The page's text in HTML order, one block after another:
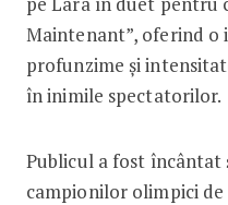
Maintenant”, oferind o
profunzime și
în inimile spectatorilor.
Publicul a fost
campionilor olimpici de